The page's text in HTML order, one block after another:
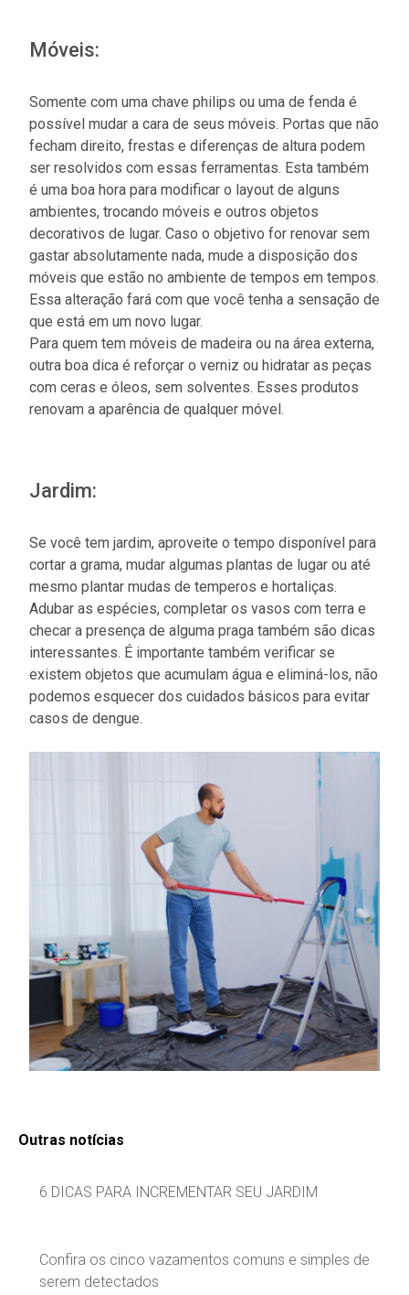
Outras notícias
6 DICAS PARA INCREMENTAR SEU JARDIM
Confira os cinco vazamentos comuns e simples de
serem detectados
Móveis:
Somente com uma chave philips ou uma de fenda é
possível mudar a cara de seus móveis. Portas que não
fecham direito, frestas e diferenças de altura podem
ser resolvidos com essas ferramentas. Esta também
é uma boa hora para modificar o layout de alguns
ambientes, trocando móveis e outros objetos
decorativos de lugar. Caso o objetivo for renovar sem
gastar absolutamente nada, mude a disposição dos
móveis que estão no ambiente de tempos em tempos.
Essa alteração fará com que você tenha a sensação de
que está em um novo lugar.
Para quem tem móveis de madeira ou na área externa,
outra boa dica é reforçar o verniz ou hidratar as peças
com ceras e óleos, sem solventes. Esses produtos
renovam a aparência de qualquer móvel.
Jardim:
Se você tem jardim, aproveite o tempo disponível para
cortar a grama, mudar algumas plantas de lugar ou até
mesmo plantar mudas de temperos e hortaliças.
Adubar as espécies, completar os vasos com terra e
checar a presença de alguma praga também são dicas
interessantes. É importante também verificar se
existem objetos que acumulam água e eliminá-los, não
podemos esquecer dos cuidados básicos para evitar
casos de dengue.